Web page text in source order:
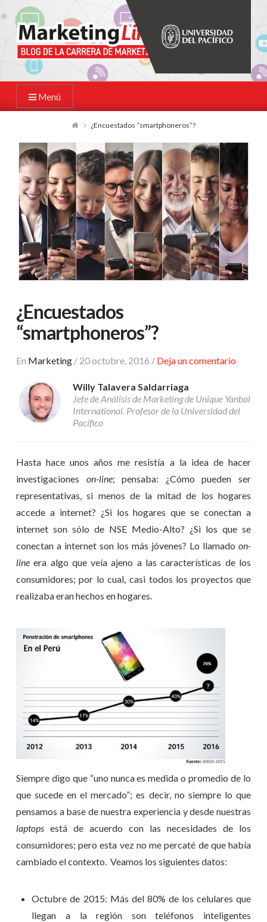
Menú
¿Encuestados “smartphoneros”?
¿Encuestados
“smartphoneros”?
En Marketing/ 20 octubre, 2016 / Deja un comentario
Willy Talavera Saldarriaga
Jefe de Análisis de Marketing de Unique Yanbal
International. Profesor de la Universidad del
Pacífico
Hasta hace unos años me resistía a la idea de hacer
investigaciones on-line; pensaba: ¿Cómo pueden ser
representativas, si menos de la mitad de los hogares
accede a internet? ¿Si los hogares que se conectan a
internet son sólo de NSE Medio-Alto? ¿Si los que se
conectan a internet son los más jóvenes? Lo llamadoon-
lineera algo que veía ajeno a las características de los
consumidores; por lo cual, casi todos los proyectos que
realizaba eran hechos en hogares.
Siempre digo que “uno nunca es medida o promedio de lo
que sucede en el mercado”; es decir, no siempre lo que
pensamos a base de nuestra experiencia y desde nuestras
laptopsestá de acuerdo con las necesidades de los
consumidores; pero esta vez no me percaté de que había
cambiado el contexto. Veamos los siguientes datos:
Octubre de 2015: Más del 80% de los celulares que
llegan a la región son teléfonos inteligentes